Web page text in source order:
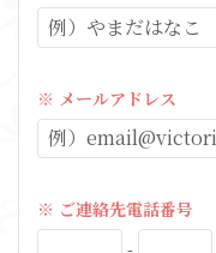
※ メールアドレス
※ ご連絡先電話番号